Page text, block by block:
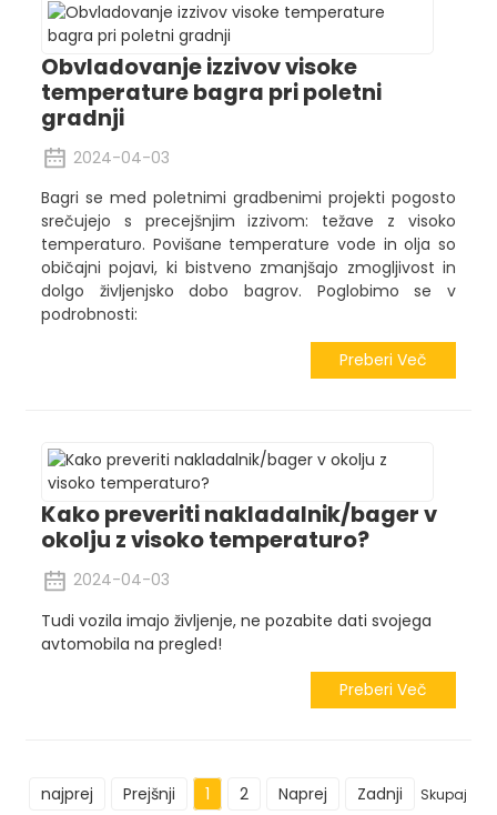
Obvladovanje izzivov visoke
temperature bagra pri poletni
gradnji
2024-04-03
Bagri se med poletnimi gradbenimi projekti pogosto
srečujejo s precejšnjim izzivom: težave z visoko
temperaturo. Povišane temperature vode in olja so
običajni pojavi, ki bistveno zmanjšajo zmogljivost in
dolgo življenjsko dobo bagrov. Poglobimo se v
podrobnosti:
Preberi Več
Kako preveriti nakladalnik/bager v
okolju z visoko temperaturo?
2024-04-03
Tudi vozila imajo življenje, ne pozabite dati svojega
avtomobila na pregled!
Preberi Več
najprej Prejšnji 1 2 Naprej Zadnji
Skupaj